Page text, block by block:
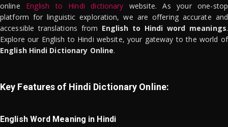
online English to Hindi dictionary website. As your one-stop
platform for linguistic exploration, we are offering accurate and
accessible translations from English to Hindi word meanings.
Explore our English to Hindi website, your gateway to the world of
English Hindi Dictionary Online.
Key Features of Hindi Dictionary Online:
English Word Meaning in Hindi